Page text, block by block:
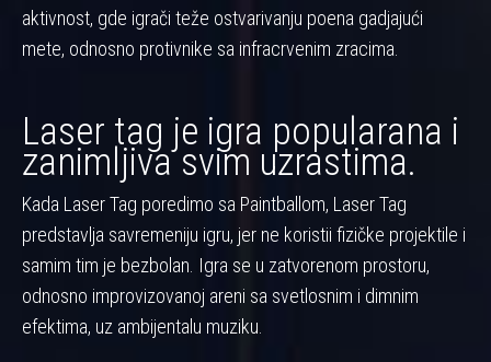
aktivnost, gde igrači teže ostvarivanju poena gadjajući
mete, odnosno protivnike sa infracrvenim zracima.
Laser tag je igra popularana i
zanimljiva svim uzrastima.
Kada Laser Tag poredimo sa Paintballom, Laser Tag
predstavlja savremeniju igru, jer ne koristii fizičke projektile i
samim tim je bezbolan. Igra se u zatvorenom prostoru,
odnosno improvizovanoj areni sa svetlosnim i dimnim
efektima, uz ambijentalu muziku.